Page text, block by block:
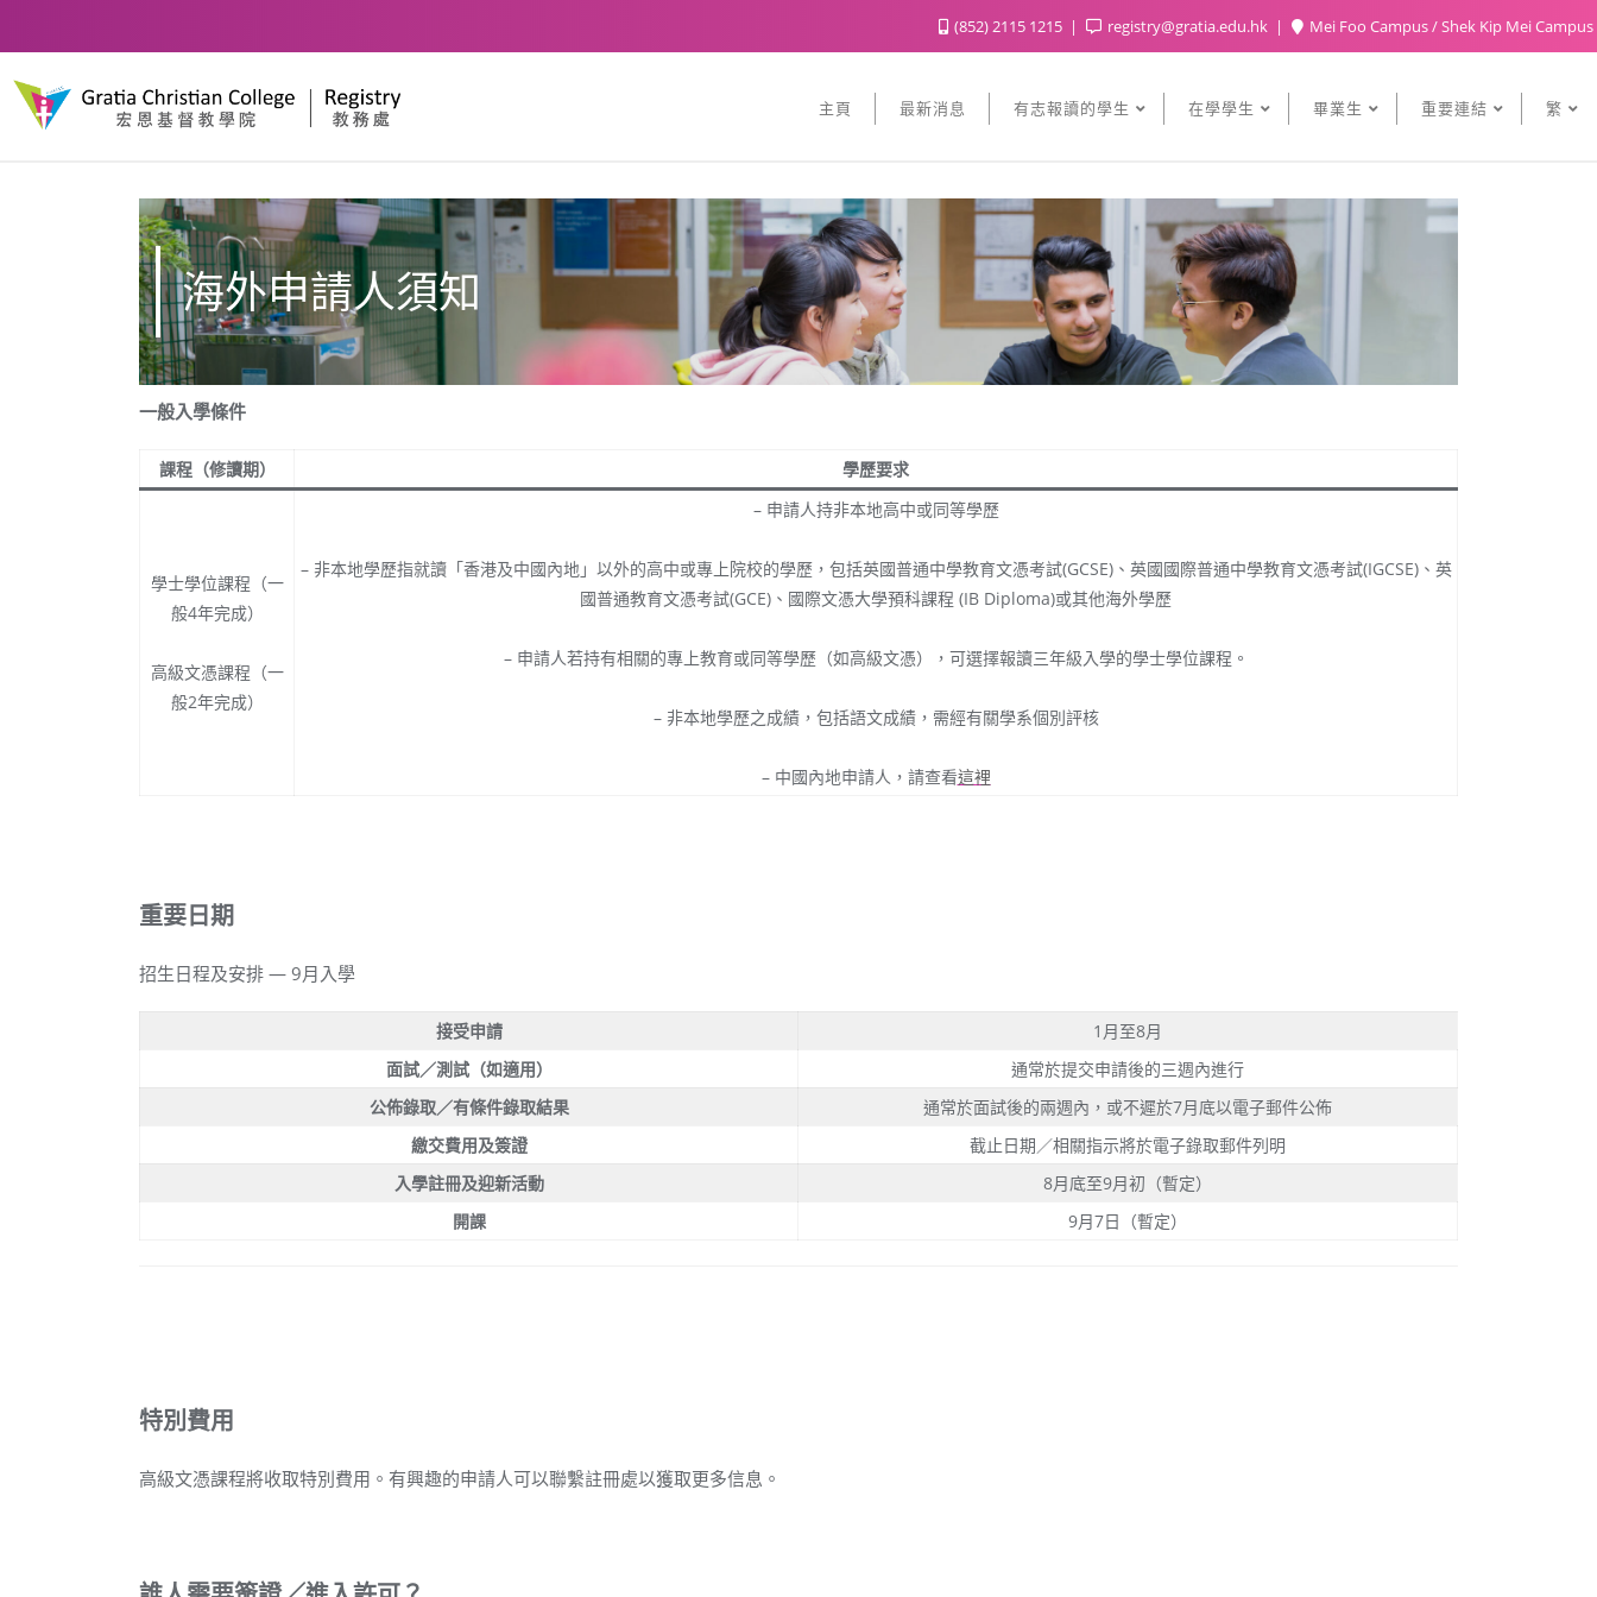
(852) 2115 1215 registry@gratia.edu.hk Mei Foo Campus / Shek Kip Mei Campus
主頁 最新消息 有志報讀的學生 在學學生 畢業生 重要連結 繁
海外申請人須知
一般入學條件
課程（修讀期） 學歷要求
學士學位課程（一
般4年完成）
高級文憑課程（一
般2年完成）
– 申請人持非本地高中或同等學歷
– 非本地學歷指就讀「香港及中國內地」以外的高中或專上院校的學歷，包括英國普通中學教育文憑考試(GCSE)、英國國際普通中學教育文憑考試(IGCSE)、英
國普通教育文憑考試(GCE)、國際文憑大學預科課程 (IB Diploma)或其他海外學歷
– 申請人若持有相關的專上教育或同等學歷（如高級文憑），可選擇報讀三年級入學的學士學位課程。
– 非本地學歷之成績，包括語文成績，需經有關學系個別評核
– 中國內地申請人，請查看這裡
重要日期
招生日程及安排 — 9月入學
接受申請
1月至8月
面試／測試（如適用）
通常於提交申請後的三週內進行
公佈錄取／有條件錄取結果
通常於面試後的兩週內，或不遲於7月底以電子郵件公佈
繳交費用及簽證
截止日期／相關指示將於電子錄取郵件列明
入學註冊及迎新活動
8月底至9月初（暫定）
開課
9月7日（暫定）
特別費用
高級文憑課程將收取特別費用。有興趣的申請人可以聯繫註冊處以獲取更多信息。